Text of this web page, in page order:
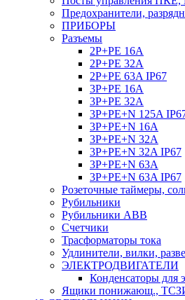
Предохранители,
ПРИБОРЫ
Разъемы
2P+PE 16A
2P+PE 32A
2P+PE 63A IP67
3P+PE 16A
3P+PE 32A
3P+PE+N 125A
3P+PE+N 16A
3P+PE+N 32A
3P+PE+N 32A IP67
3P+PE+N 63A
3P+PE+N 63A IP67
Розеточные таймеры,
Рубильники
Рубильники ABB
Счетчики
Трасформаторы тока
Удлинители, вилки,
ЭЛЕКТРОДВИГАТЕЛИ
Конденсаторы для
Ящики понижающ.,